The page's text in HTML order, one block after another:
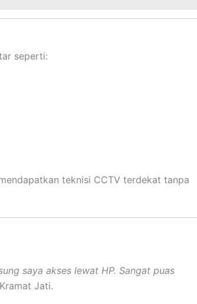
seperti:
teknisi CCTV terdekat tanpa
saya akses lewat HP. Sangat puas
Jati.